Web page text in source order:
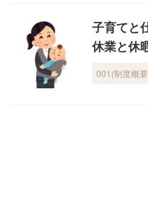
子育てと
休業と休
001(制度概